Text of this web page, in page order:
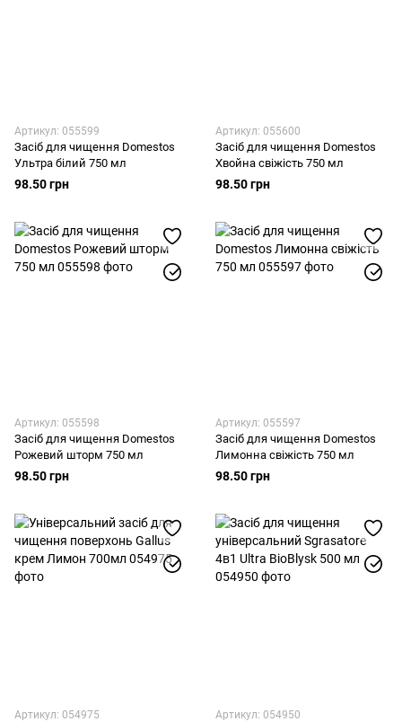
Артикул: 055599
Засіб для чищення Domestos
Ультра білий 750 мл
98.50 грн
Артикул: 055600
Засіб для чищення Domestos
Хвойна свіжість 750 мл
98.50 грн
Артикул: 055598
Засіб для чищення Domestos
Рожевий шторм 750 мл
98.50 грн
Артикул: 055597
Засіб для чищення Domestos
Лимонна свіжість 750 мл
98.50 грн
Артикул: 054975 Артикул: 054950